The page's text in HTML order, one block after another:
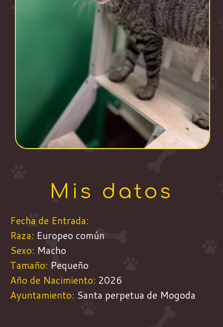
Mis datos
Fecha de Entrada:
Raza: Europeo común
Sexo: Macho
Tamaño: Pequeño
Año de Nacimiento: 2026
Ayuntamiento: Santa perpetua de Mogoda